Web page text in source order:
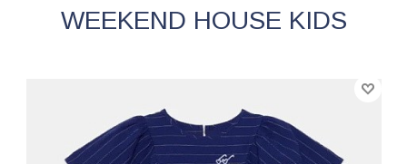
WEEKEND HOUSE KIDS